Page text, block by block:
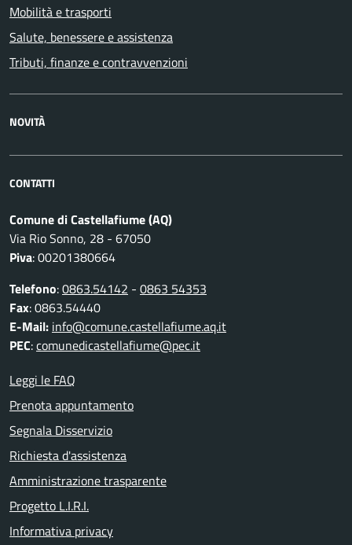
Mobilità e trasporti
Salute, benessere e assistenza
Tributi, finanze e contravvenzioni
NOVITÀ
CONTATTI
Comune di Castellafiume (AQ)
Via Rio Sonno, 28 - 67050
Piva: 00201380664
Telefono:0863.54142 - 0863 54353
Fax: 0863.54440
E-Mail: info@comune.castellafiume.aq.it
PEC:comunedicastellafiume@pec.it
Leggi le FAQ
Prenota appuntamento
Segnala Disservizio
Richiesta d'assistenza
Amministrazione trasparente
Progetto L.I.R.I.
Informativa privacy